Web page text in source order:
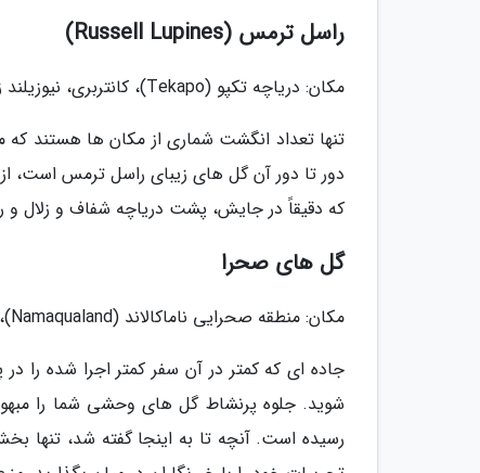
راسل ترمس (Russell Lupines)
مکان: دریاچه تکپو (Tekapo)، کانتربری، نیوزیلند زمان بازدید: اواسط نوامبر تا ژانویه
تنها تعداد انگشت شماری از مکان ها هستند
دور تا دور آن گل های زیبای راسل ترمس است،
که دقیقاً در جایش، پشت دریاچه شفاف و زلال و
گل های صحرا
مکان: منطقه صحرایی ناماکالاند (Namaqualand)، آفریقای جنوبی زمان بازدید: آگوست تا اکتبر
جاده ای که کمتر در آن سفر کمتر اجرا شده را
رسیده است. آنچه تا به اینجا گفته شد،